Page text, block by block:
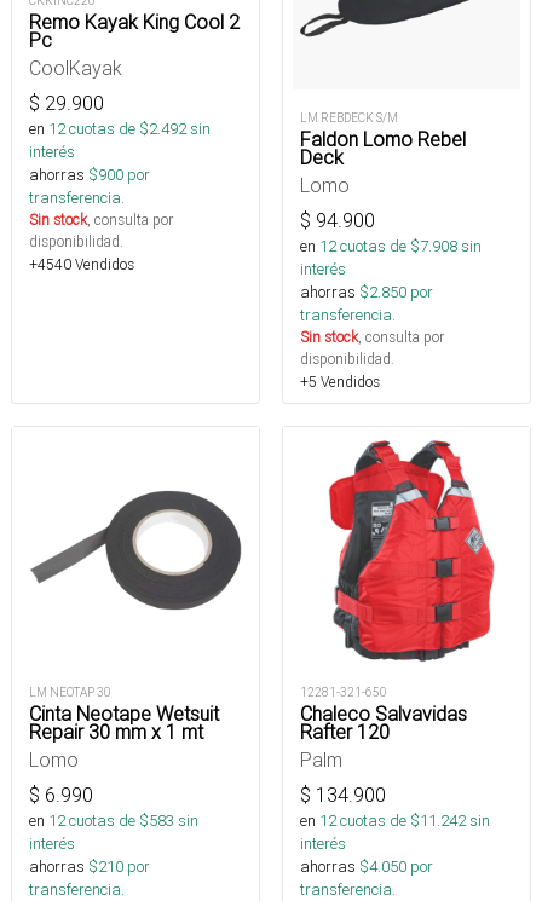
Remo Kayak King Cool 2
Pc
CoolKayak
$ 29.900
en 12cuotas de $2.492sin
interés
ahorras $900 por
transferencia.
Sin stock, consulta por
disponibilidad.
+4540 Vendidos
LM REBDECK S/M
Faldon Lomo Rebel
Deck
Lomo
$ 94.900
en 12cuotas de $7.908sin
interés
ahorras $2.850 por
transferencia.
Sin stock, consulta por
disponibilidad.
+5 Vendidos
LM NEOTAP 30
Cinta Neotape Wetsuit
Repair 30 mm x 1 mt
Lomo
$ 6.990
en 12cuotas de $583 sin
interés
ahorras $210 por
transferencia.
12281-321-650
Chaleco Salvavidas
Rafter 120
Palm
$ 134.900
en 12cuotas de $11.242sin
interés
ahorras $4.050 por
transferencia.